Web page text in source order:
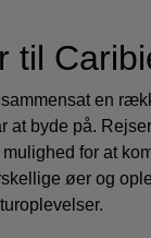
til
en
at byde på.
for at
øer og